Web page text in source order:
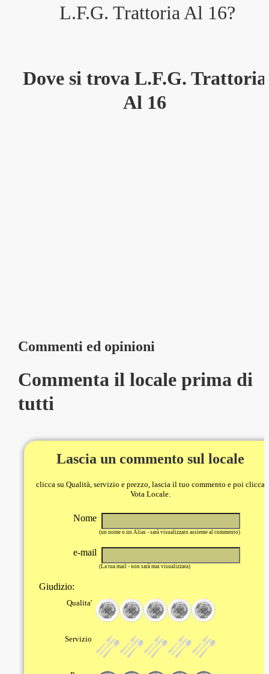
L.F.G. Trattoria Al 16?
Dove si trova L.F.G. Trattoria
Al 16
Commenti ed opinioni
Commenta il locale prima di
tutti
Lascia un commento sul locale
clicca su Qualità, servizio e prezzo, lascia il tuo commento e poi clicca
Vota Locale.
Nome
(un nome o un Alias - sarà visualizzato assieme al commento)
e-mail
(La tua mail - non sarà mai visualizzata)
Giudizio:
Qualita'
Servizio